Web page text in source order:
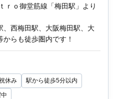
入・設計（IIS、FTP、SQL
Apache、Tomcat、SMB設定
分散FW/OCI
定（Zabbix等）
週1～2日テレワークOK
ｒｏ御堂筋線「梅田駅」より
西梅田駅、大阪梅田駅、大
からも徒歩圏内です！
休み 駅から徒歩5分以内